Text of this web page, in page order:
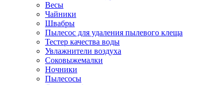
Весы
Чайники
Швабры
Пылесос для удаления пылевого клеща
Тестер качества воды
Увлажнители воздуха
Соковыжемалки
Ночники
Пылесосы